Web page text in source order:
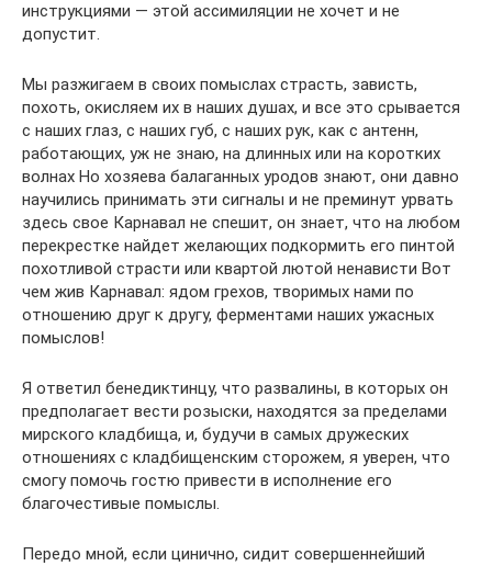
инструкциями — этой ассимиляции не хочет и не
допустит.
Мы разжигаем в своих помыслах страсть, зависть,
похоть, окисляем их в наших душах, и все это срывается
с наших глаз, с наших губ, с наших рук, как с антенн,
работающих, уж не знаю, на длинных или на коротких
волнах Но хозяева балаганных уродов знают, они давно
научились принимать эти сигналы и не преминут урвать
здесь свое Карнавал не спешит, он знает, что на любом
перекрестке найдет желающих подкормить его пинтой
похотливой страсти или квартой лютой ненависти Вот
чем жив Карнавал: ядом грехов, творимых нами по
отношению друг к другу, ферментами наших ужасных
помыслов!
Я ответил бенедиктинцу, что развалины, в которых он
предполагает вести розыски, находятся за пределами
мирского кладбища, и, будучи в самых дружеских
отношениях с кладбищенским сторожем, я уверен, что
смогу помочь гостю привести в исполнение его
благочестивые помыслы.
Передо мной, если цинично, сидит совершеннейший